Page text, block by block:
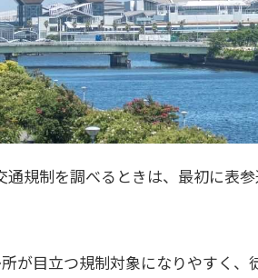
規制を調べるときは、最初に表
が目立つ規制対象になりやすく、